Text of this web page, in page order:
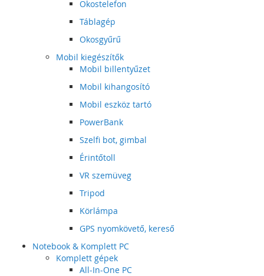
Okostelefon
Táblagép
Okosgyűrű
Mobil kiegészítők
Mobil billentyűzet
Mobil kihangosító
Mobil eszköz tartó
PowerBank
Szelfi bot, gimbal
Érintőtoll
VR szemüveg
Tripod
Körlámpa
GPS nyomkövető, kereső
Notebook & Komplett PC
Komplett gépek
All-In-One PC